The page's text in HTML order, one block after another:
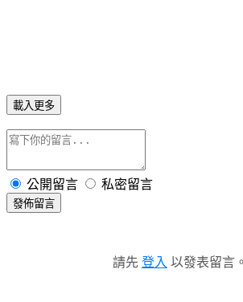
載入更多
公開留言 私密留言
發佈留言
請先 登入 以發表留言。